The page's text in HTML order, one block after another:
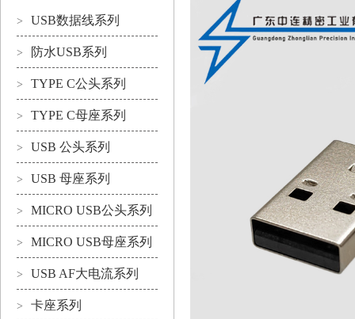
> USB数据线系列
> 防水USB系列
> TYPE C公头系列
> TYPE C母座系列
> USB 公头系列
> USB 母座系列
> MICRO USB公头系列
> MICRO USB母座系列
> USB AF大电流系列
> 卡座系列